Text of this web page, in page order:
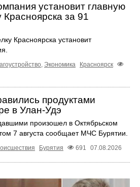
установит главную
за 91
Красноярска установит
, Экономика
Красноярск
продуктами
в Улан-Удэ
произошел в Октябрьском
7 августа сообщает МЧС Бурятии.
Бурятия 691 07.08.2026